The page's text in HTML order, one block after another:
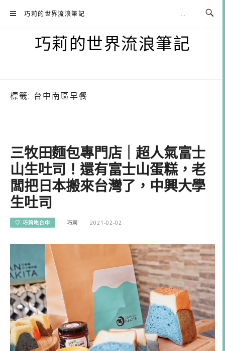
巧莉的世界流浪筆記
巧莉的世界流浪筆記
標籤: 台中南區早餐
三牧田麵包專門店｜超人氣富士
山生吐司！還有富士山蛋糕，老
闆把日本搬來台灣了，中興大學
生吐司
♡ 巧莉吃台中 巧莉 2021-02-02